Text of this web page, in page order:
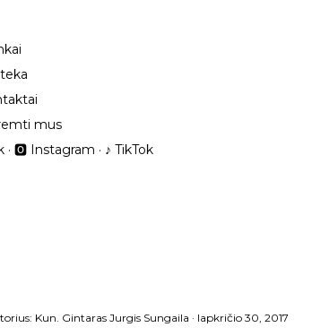
mus
🅾 Instagram ‎♪ TikTok
Kun. Gintaras Jurgis Sungaila lapkričio 30, 2017